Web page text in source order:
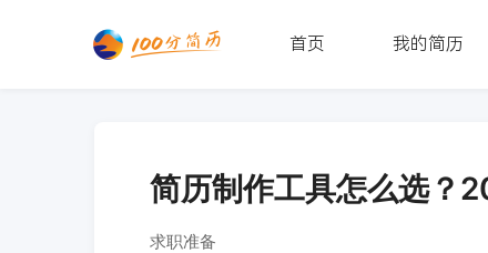
首页 我的简历
简历制作工具怎么选？
求职准备